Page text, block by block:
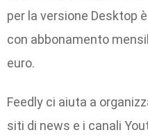
per la versione Desktop
con abbonamento
euro.
Feedly ci aiuta a
siti di news e i canali